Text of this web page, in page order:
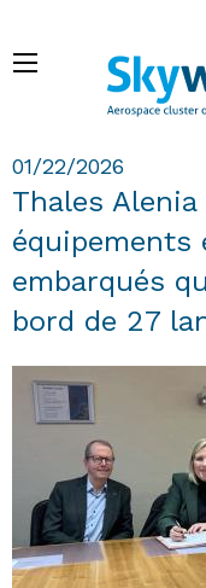
main
Breadcrumb
01/22/2026
Thales
équipements
embarqués
bord de 27